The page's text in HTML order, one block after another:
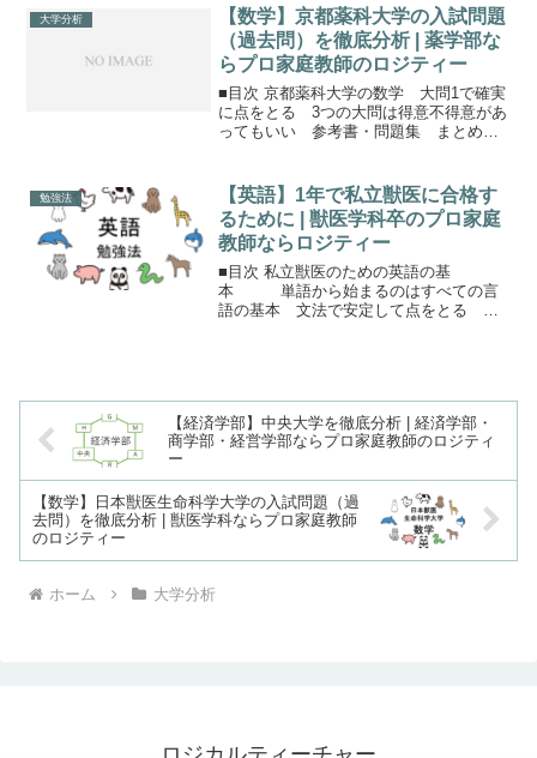
大学分析
【数学】京都薬科大学の入試問題
（過去問）を徹底分析 | 薬学部な
らプロ家庭教師のロジティー
■目次 京都薬科大学の数学 大問1で確実
に点をとる 3つの大問は得意不得意があ
ってもいい 参考書・問題集 まとめ保
メインは一般選抜前期（旧B方式）。360
人の定員のうち...
勉強法
【英語】1年で私立獣医に合格す
るために | 獣医学科卒のプロ家庭
教師ならロジティー
■目次 私立獣医のための英語の基
本 単語から始まるのはすべての言
語の基本 文法で安定して点をとる 長
【経済学部】中央大学を徹底分析 | 経済学部・
商学部・経営学部ならプロ家庭教師のロジティ
ー
【数学】日本獣医生命科学大学の入試問題（過
去問）を徹底分析 | 獣医学科ならプロ家庭教師
のロジティー
ホーム 大学分析